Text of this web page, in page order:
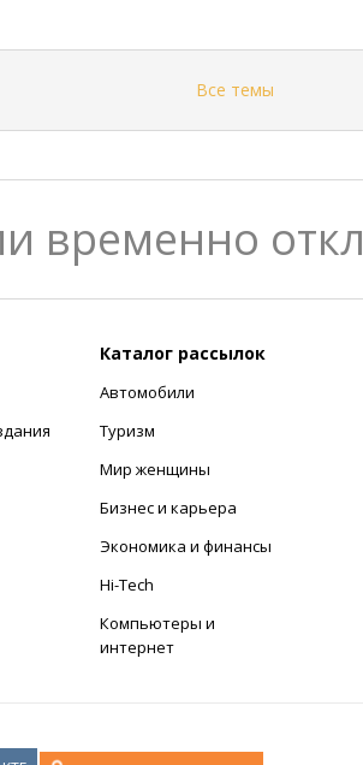
Все темы
временно
Каталог рассылок
Автомобили
Туризм
Мир женщины
Бизнес и карьера
Экономика и финансы
Hi-Tech
Компьютеры и
интернет